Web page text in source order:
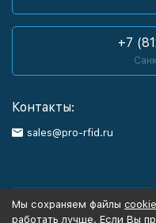
+7
Контакты:
sales@pro-rfid.ru
Каталог товаров
Мы сохраняем файлы cookie
работать лучше. Если Вы